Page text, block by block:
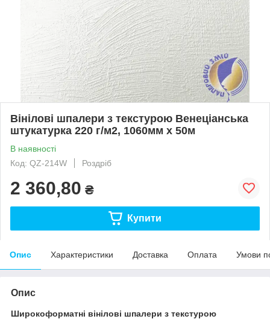
Вінілові шпалери з текстурою Венеціанська
штукатурка 220 г/м2, 1060мм х 50м
В наявності
Код: QZ-214W
Роздріб
2 360,80 ₴
Купити
Опис Характеристики Доставка Оплата Умови
Опис
Широкоформатні вінілові шпалери з текстурою